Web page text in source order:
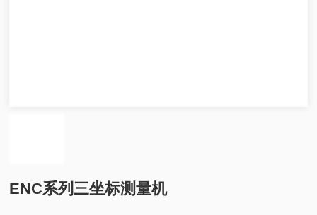
ENC系列三坐标测量机